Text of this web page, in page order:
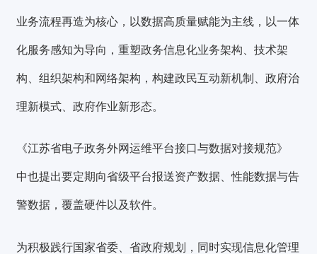
业务流程再造为核心，以数据高质量赋能为主线，以一体
化服务感知为导向，重塑政务信息化业务架构、技术架
构、组织架构和网络架构，构建政民互动新机制、政府治
理新模式、政府作业新形态。
《江苏省电子政务外网运维平台接口与数据对接规范》
中也提出要定期向省级平台报送资产数据、性能数据与告
警数据，覆盖硬件以及软件。
为积极践行国家省委、省政府规划，同时实现信息化管理